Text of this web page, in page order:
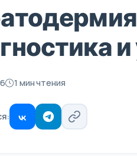
1 мин чтения